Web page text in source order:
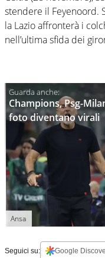
stendere il Feyenoord.
la Lazio affronterà i
nell’ultima sfida dei
Champions, Psg-
foto diventano virali
Ansa
Seguici su: Google